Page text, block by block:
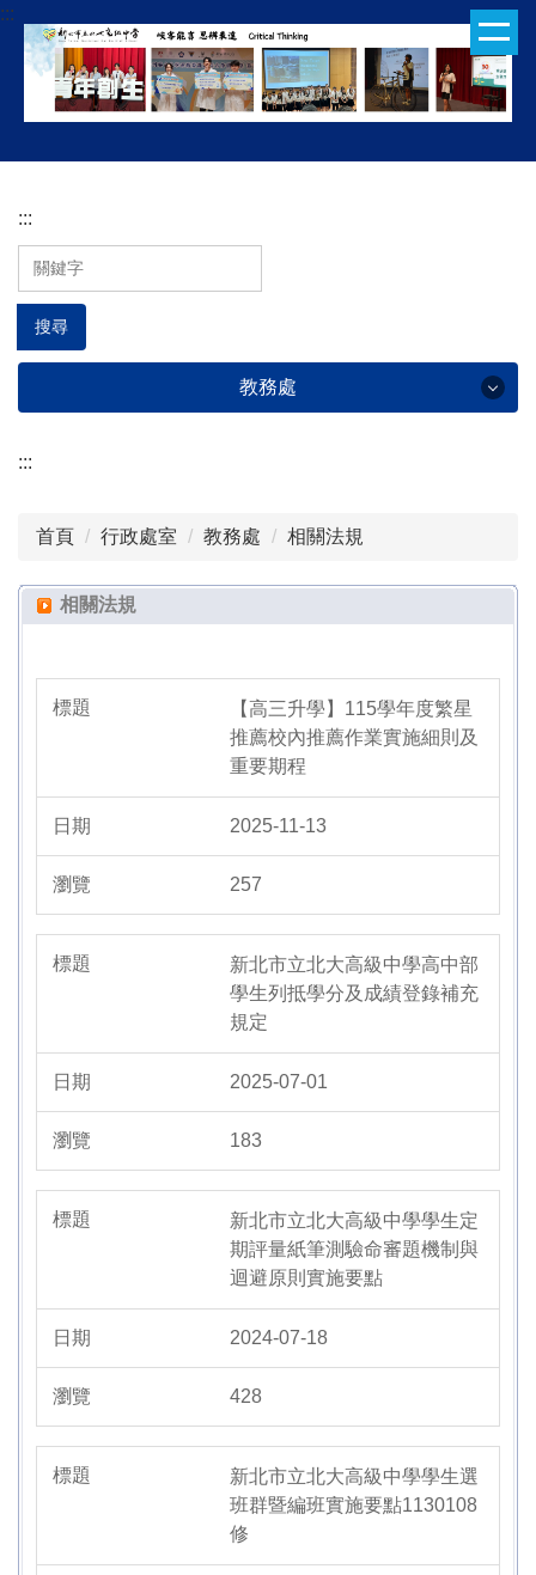
跳
到
容
:::
:::
搜尋
教務處
教務處
組織成員
教學組
設備組
試務組
相關法規
表單下載
學生問卷專區
:::
首頁 行政處室 教務處 相關法規
相關法規
【高三升學】115學年度繁星
推薦校內推薦作業實施細則及
重要期程
2025-11-13
257
新北市立北大高級中學高中部
學生列抵學分及成績登錄補充
規定
2025-07-01
183
新北市立北大高級中學學生定
期評量紙筆測驗命審題機制與
迴避原則實施要點
2024-07-18
428
新北市立北大高級中學學生選
班群暨編班實施要點1130108
修